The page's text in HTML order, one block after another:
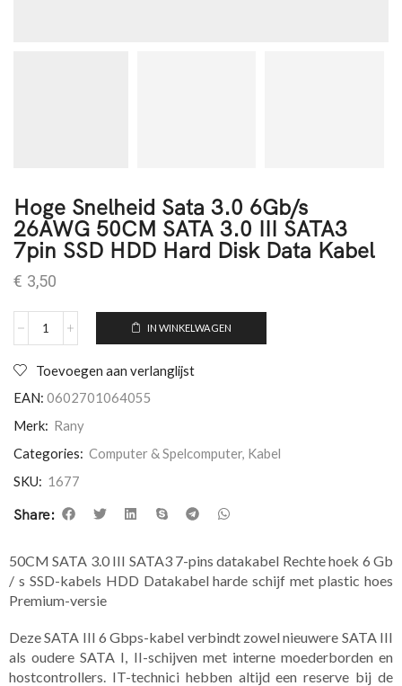
Hoge Snelheid Sata 3.0 6Gb/s
26AWG 50CM SATA 3.0 III SATA3
7pin SSD HDD Hard Disk Data Kabel
€ 3,50
IN WINKELWAGEN
Toevoegen aan verlanglijst
EAN: 0602701064055
Merk: Rany
Categories: Computer & Spelcomputer, Kabel
SKU: 1677
Share:
50CM SATA 3.0 III SATA3 7-pins datakabel Rechte hoek 6 Gb
/ s SSD-kabels HDD Datakabel harde schijf met plastic hoes
Premium-versie
Deze SATA III 6 Gbps-kabel verbindt zowel nieuwere SATA III
als oudere SATA I, II-schijven met interne moederborden en
hostcontrollers. IT-technici hebben altijd een reserve bij de